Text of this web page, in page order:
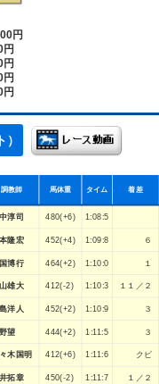
円
円
円
円
円
調教師 馬体重 タイム 着差
淳司 480(+6) 1:08:5
隆宏 452(+4) 1:09:8 ６
博行 464(+2) 1:10:0 １
雄大 412(-2) 1:10:3 １１／２
洋人 452(+2) 1:10:9 ３
望 444(+2) 1:11:5 ３
木国明 412(+6) 1:11:6 クビ
拓章 450(-2) 1:11:7 １／２